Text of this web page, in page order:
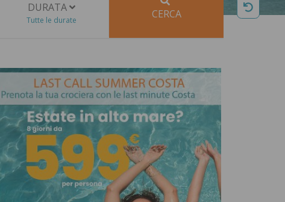
DURATA
Tutte le durate CERCA